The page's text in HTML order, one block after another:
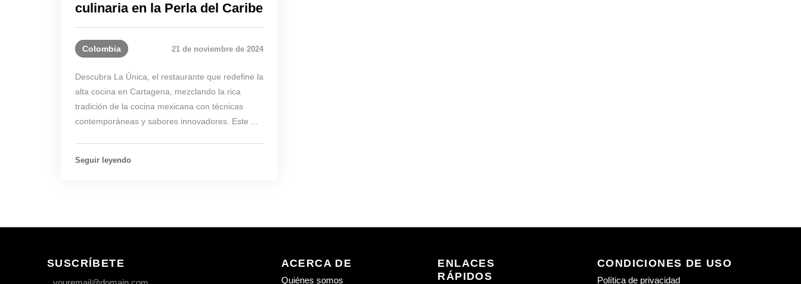
culinaria en la Perla del Caribe
Colombia 21 de noviembre de 2024
Descubra La Única, el restaurante que redefine la
alta cocina en Cartagena, mezclando la rica
tradición de la cocina mexicana con técnicas
contemporáneas y sabores innovadores. Este ...
Seguir leyendo
SUSCRÍBETE ACERCA DE
Quiénes somos
ENLACES
RÁPIDOS
CONDICIONES DE USO
Política de privacidad